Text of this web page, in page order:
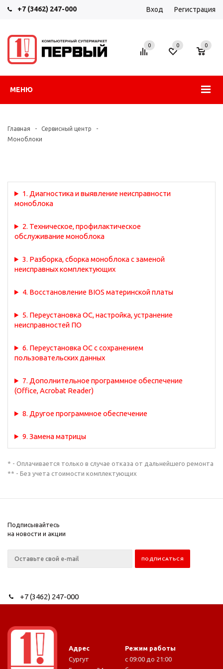
+7 (3462) 247-000 Вход Регистрация
МЕНЮ
0 0 0
Главная - Сервисный центр
-
Моноблоки
1. Диагностика и выявление неисправности
моноблока
2. Техническое, профилактическое
обслуживание моноблока
3. Разборка, сборка моноблока с заменой
неисправных комплектующих
4. Восстановление BIOS материнской платы
5. Переустановка ОС, настройка, устранение
неисправностей ПО
6. Переустановка ОС с сохранением
пользовательских данных
7. Дополнительное программное обеспечение
(Office, Acrobat Reader)
8. Другое программное обеспечение
9. Замена матрицы
* - Оплачивается только в случае отказа от дальнейшего ремонта
** - Без учета стоимости комплектующих
Подписывайтесь
на новости и акции
+7 (3462) 247-000
Адрес
Сургут
Режим работы
с 09:00 до 21:00